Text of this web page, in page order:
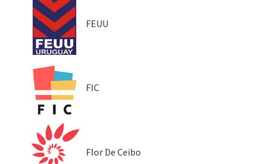
FEUU
FIC
Flor De Ceibo